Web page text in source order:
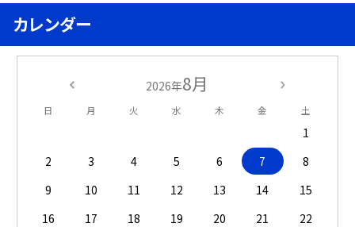
カレンダー
2026年8月
日 月 火 水 木 金 土
1
2
3 4 5 6 7
8
9
10 11 12 13 14
15
16
17 18 19 20 21
22